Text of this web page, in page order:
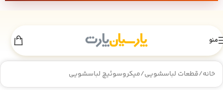
منو
خانه/قطعات لباسشویی/میکروسوئیچ لباسشویی